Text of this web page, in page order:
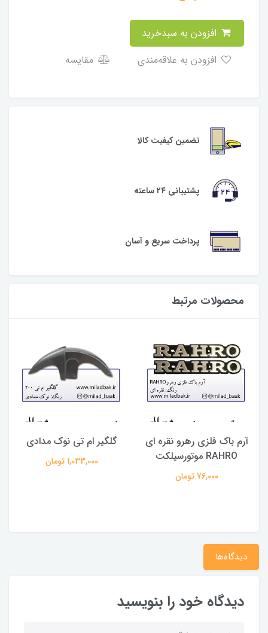
مقایسه
تضمین کیفیت کالا
پشتیبانی ۲۴ ساعته
پرداخت سریع و آسان
محصولات مرتبط
آرم باک فلزی رهرو نقره ای
RAHRO موتورسیلکت
76,000 تومان
گلگیر ام تی نوک مدادی
1,033,000 تومان
دیدگاه‌ها
دیدگاه خود را بنویسید